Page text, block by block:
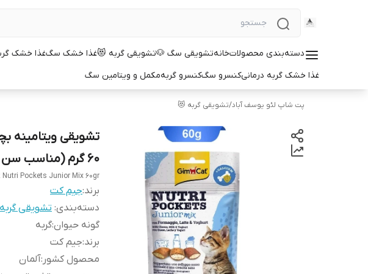
دسته‌بندی محصولاتخانهتشویقی سگ 🐶تشویقی گربه 😻غذا خشک سگغذا خشک
غذا خشک گربه درمانیکنسرو سگکنسرو گربهمکمل و ویتامین سگ
پت شاپ لئو یوسف آباد/تشویقی گربه 😻
تشویقی ویتامینه
60 گرم (مناسب سن 2 تا 12 ماه)
Nutri Pockets Junior Mix 60gr
برند:جیم کت
دسته‌بندی: تشویقی
گونه حیوان:گربه
برند:جیم کت
محصول کشور :آلمان